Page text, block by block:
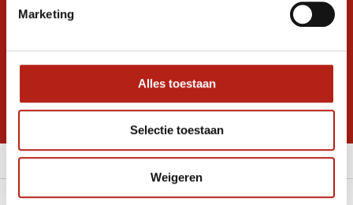
Marketing
Alles toestaan
Selectie toestaan
Weigeren
promoties
* Lees hier de wettelijke beperkingen
Meer informatie
Klantenservice